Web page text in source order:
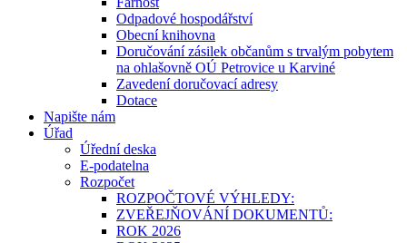
Odpadové hospodářství
Obecní knihovna
Doručování zásilek občanům s trvalým pobytem
na ohlašovně OÚ Petrovice u Karviné
Zavedení doručovací adresy
Dotace
Napište nám
Úřad
Úřední deska
E-podatelna
Rozpočet
ROZPOČTOVÉ VÝHLEDY:
ZVEŘEJŇOVÁNÍ DOKUMENTŮ:
ROK 2026